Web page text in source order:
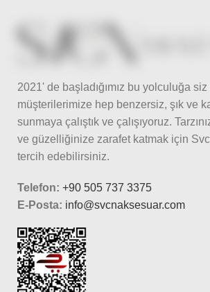
2021' de başladığımız bu yolculuğa
müşterilerimize hep benzersiz, şık ve
sunmaya çalıştık ve çalışıyoruz.
ve güzelliğinize zarafet katmak için
tercih edebilirsiniz.
Telefon: +90 505 737 3375
E-Posta: info@svcnaksesuar.com